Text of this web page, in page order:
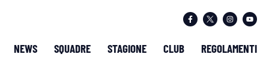
NEWS SQUADRE STAGIONE CLUB REGOLAMENTI